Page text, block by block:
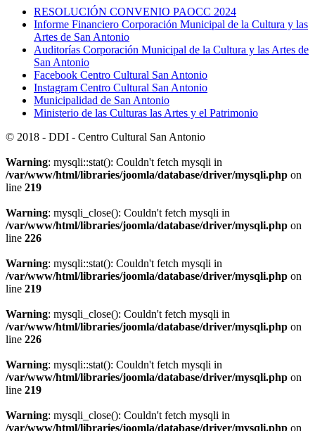
RESOLUCIÓN CONVENIO PAOCC 2024
Informe Financiero Corporación Municipal de la Cultura y las
Artes de San Antonio
Auditorías Corporación Municipal de la Cultura y las Artes de
San Antonio
Facebook Centro Cultural San Antonio
Instagram Centro Cultural San Antonio
Municipalidad de San Antonio
Ministerio de las Culturas las Artes y el Patrimonio
© 2018 - DDI - Centro Cultural San Antonio
Warning: mysqli::stat(): Couldn't fetch mysqli in
/var/www/html/libraries/joomla/database/driver/mysqli.php on
line 219
Warning: mysqli_close(): Couldn't fetch mysqli in
/var/www/html/libraries/joomla/database/driver/mysqli.php on
line 226
Warning: mysqli::stat(): Couldn't fetch mysqli in
/var/www/html/libraries/joomla/database/driver/mysqli.php on
line 219
Warning: mysqli_close(): Couldn't fetch mysqli in
/var/www/html/libraries/joomla/database/driver/mysqli.php on
line 226
Warning: mysqli::stat(): Couldn't fetch mysqli in
/var/www/html/libraries/joomla/database/driver/mysqli.php on
line 219
Warning: mysqli_close(): Couldn't fetch mysqli in
/var/www/html/libraries/joomla/database/driver/mysqli.php on